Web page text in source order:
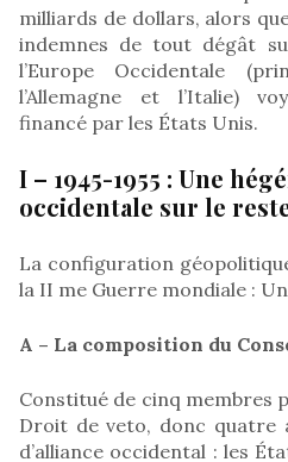
milliards de dollars, alors
indemnes de tout dégât
l’Europe Occidentale
l’Allemagne et l’Italie)
financé par les États Unis.
I – 1945-1955 : Une
occidentale sur le
La configuration
la II me Guerre mondiale :
A – La composition du
Constitué de cinq membres
Droit de veto, donc quatre
d’alliance occidental : les